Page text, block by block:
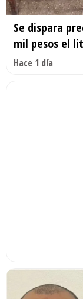
Se dispara
mil pesos el
Hace 1 día